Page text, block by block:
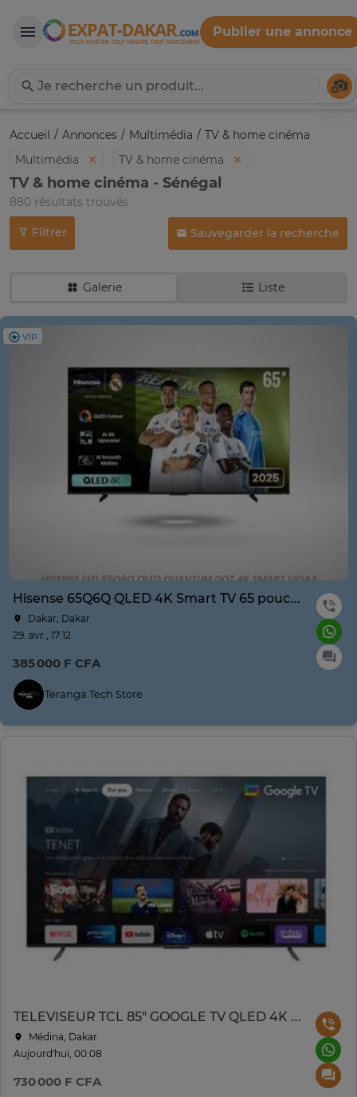
Expat-Dakar
Publier une annonce
Accueil Annonces Multimédia
TV & home cinéma
Multimédia
TV & home cinéma
TV & home cinéma - Sénégal
880 résultats trouvés
Filtrer Sauvegarder la recherche
Galerie Liste
VIP
Hisense 65Q6Q QLED 4K Smart TV 65 pouces
Dakar, Dakar
29. avr., 17:12
385 000 F CFA
Teranga Tech Store
TELEVISEUR TCL 85" GOOGLE TV QLED 4K P745/85C655ZXM
Médina, Dakar
Aujourd'hui, 00:08
730 000 F CFA